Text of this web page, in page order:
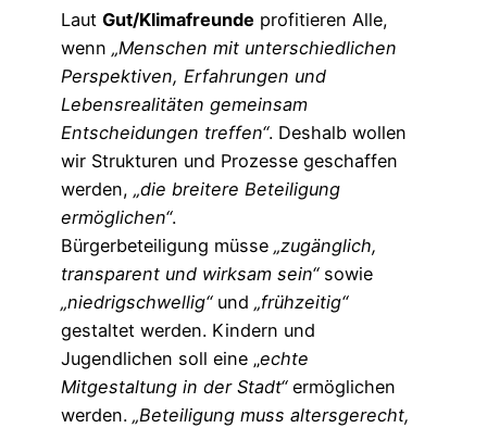
Laut Gut/Klimafreunde profitieren Alle,
wenn „Menschen mit unterschiedlichen
Perspektiven, Erfahrungen und
Lebensrealitäten gemeinsam
Entscheidungen treffen“. Deshalb wollen
wir Strukturen und Prozesse geschaffen
werden, „die breitere Beteiligung
ermöglichen“.
Bürgerbeteiligung müsse „zugänglich,
transparent und wirksam sein“ sowie
„niedrigschwellig“und „frühzeitig“
gestaltet werden. Kindern und
Jugendlichen soll eine „echte
Mitgestaltung in der Stadt“ermöglichen
werden. „Beteiligung muss altersgerecht,